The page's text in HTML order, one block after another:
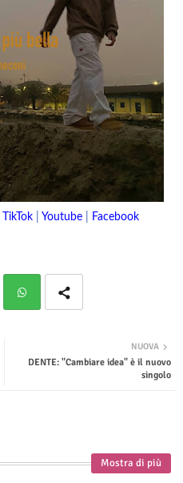
TikTok Youtube Facebook
tsap
NUOVA
DENTE: "Cambiare idea" è il nuovo
singolo
Mostra di più